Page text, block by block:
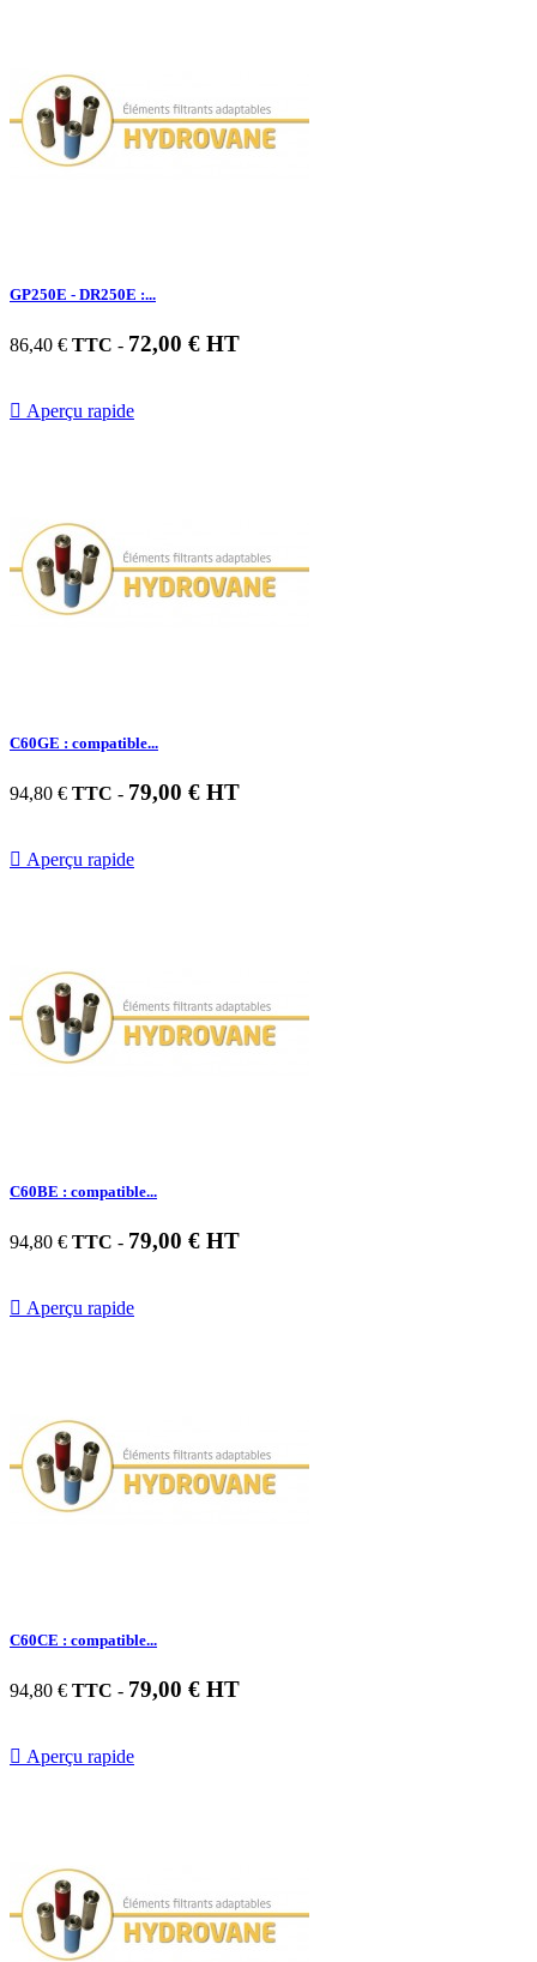
GP250E - DR250E :...
86,40 € TTC - 72,00 € HT
 Aperçu rapide
C60GE : compatible...
94,80 € TTC - 79,00 € HT
 Aperçu rapide
C60BE : compatible...
94,80 € TTC - 79,00 € HT
 Aperçu rapide
C60CE : compatible...
94,80 € TTC - 79,00 € HT
 Aperçu rapide